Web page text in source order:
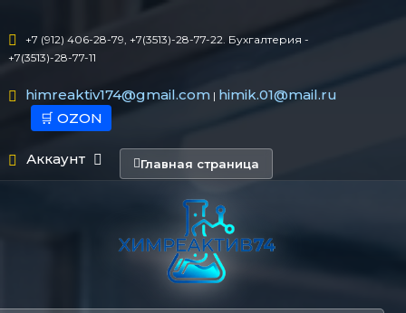
+7 (912) 406-28-79, +7(3513)-28-77-22. Бухгалтерия -
+7(3513)-28-77-11
himreaktiv174@gmail.com| himik.01@mail.ru
🛒 OZON
Аккаунт Главная страница